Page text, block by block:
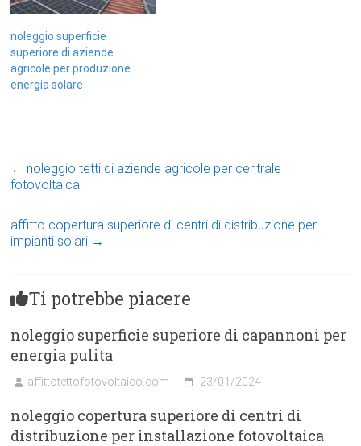
noleggio superficie
superiore di aziende
agricole per produzione
energia solare
← noleggio tetti di aziende agricole per centrale
fotovoltaica
affitto copertura superiore di centri di distribuzione per
impianti solari →
Ti potrebbe piacere
noleggio superficie superiore di capannoni per
energia pulita
affittotettofotovoltaico.com 23/01/2024
noleggio copertura superiore di centri di
distribuzione per installazione fotovoltaica